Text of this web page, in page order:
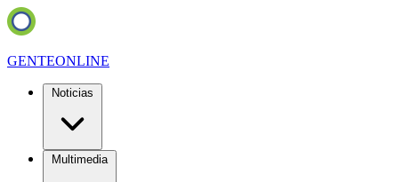
GENTEONLINE
Noticias
Multimedia